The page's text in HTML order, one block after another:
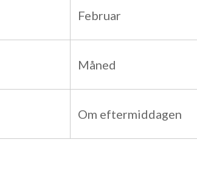
Februar
Måned
Om eftermiddagen